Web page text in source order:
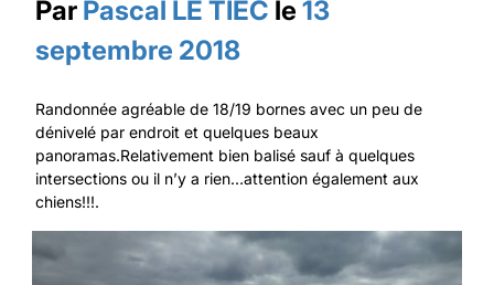
Par Pascal LE TIEC le 13
septembre 2018
Randonnée agréable de 18/19 bornes avec un peu de
dénivelé par endroit et quelques beaux
panoramas.Relativement bien balisé sauf à quelques
intersections ou il n’y a rien…attention également aux
chiens!!!.